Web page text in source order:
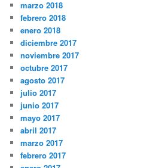
marzo 2018
febrero 2018
enero 2018
diciembre 2017
noviembre 2017
octubre 2017
agosto 2017
julio 2017
junio 2017
mayo 2017
abril 2017
marzo 2017
febrero 2017